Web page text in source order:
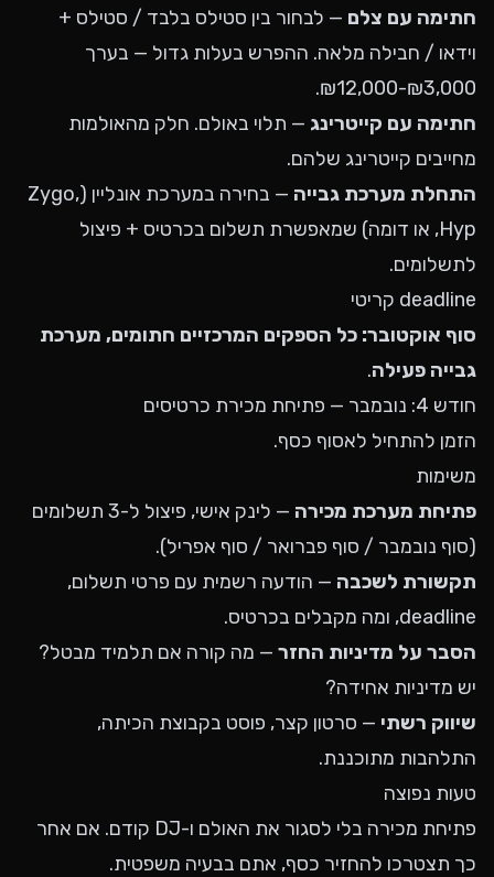
חתימה עם צלם — לבחור בין סטילס בלבד / סטילס +
וידאו / חבילה מלאה. ההפרש בעלות גדול — בערך
₪3,000-₪12,000.
חתימה עם קייטרינג — תלוי באולם. חלק מהאולמות
מחייבים קייטרינג שלהם.
התחלת מערכת גבייה
— בחירה במערכת אונליין (Zygo,
Hyp, או דומה) שמאפשרת תשלום בכרטיס + פיצול
לתשלומים.
deadline קריטי
סוף אוקטובר: כל הספקים המרכזיים חתומים, מערכת
גבייה פעילה.
חודש 4: נובמבר — פתיחת מכירת כרטיסים
הזמן להתחיל לאסוף כסף.
משימות
פתיחת מערכת מכירה
— לינק אישי, פיצול ל-3 תשלומים
(סוף נובמבר / סוף פברואר / סוף אפריל).
תקשורת לשכבה — הודעה רשמית עם פרטי תשלום,
deadline, ומה מקבלים בכרטיס.
הסבר על מדיניות החזר — מה קורה אם תלמיד מבטל?
יש מדיניות אחידה?
שיווק רשתי — סרטון קצר, פוסט בקבוצת הכיתה,
התלהבות מתוכננת.
טעות נפוצה
פתיחת מכירה בלי לסגור את האולם ו-DJ קודם. אם אחר
כך תצטרכו להחזיר כסף, אתם בבעיה משפטית.